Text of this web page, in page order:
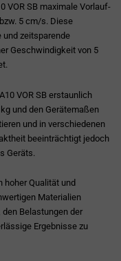
VOR SB maximale Vorlauf-
5 cm/s. Diese
zeitsparende
Geschwindigkeit von 5
VOR SB erstaunlich
und den Gerätemaßen
und in verschiedenen
beeinträchtigt jedoch
Geräts.
hoher Qualität und
Materialien
Belastungen der
Ergebnisse zu